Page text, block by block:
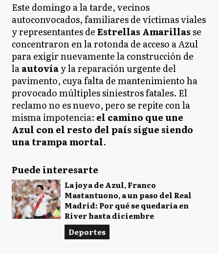
Este domingo a la tarde, vecinos
autoconvocados, familiares de víctimas viales
y representantes deEstrellas Amarillasse
concentraron en la rotonda de acceso a Azul
para exigir nuevamente la construcción de
laautovíay la reparación urgente del
pavimento, cuya falta de mantenimiento ha
provocado múltiples siniestros fatales. El
reclamo no es nuevo, pero se repite con la
misma impotencia: el camino que une
Azul con el resto del país sigue siendo
una trampa mortal.
Puede interesarte
La joya de Azul, Franco
Mastantuono, a un paso del Real
Madrid: Por qué se quedaría en
River hasta diciembre
Deportes